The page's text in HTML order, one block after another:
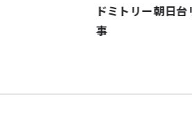
ドミトリー朝日台リファイニング工